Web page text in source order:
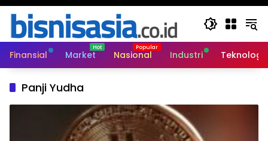
Finansial Market Nasional Industri Teknologi
Panji Yudha